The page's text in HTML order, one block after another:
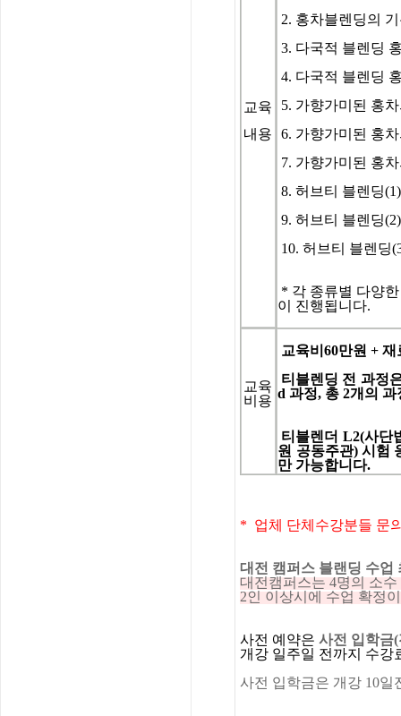
교육
내용
2. 홍차블렌딩의
3. 다국적 블렌딩
4. 다국적 블렌딩
5. 가향가미된 홍
6. 가향가미된 홍
7. 가향가미된 홍
8. 허브티 블렌딩(1)
9. 허브티 블렌딩(2)
10. 허브티 블렌딩
* 각 종류별 다양
이 진행됩니다.
교육
비용
교육비60만원 + 재
티블렌딩 전 과정
d 과정, 총 2개의 과
티블렌더 L2(사단
원 공동주관) 시험
만 가능합니다.
* 업체 단체수강분들 문
대전 캠퍼스 블랜딩 수업
대전캠퍼스는 4명의 소
2인 이상시에 수업 확정
사전 예약은 사전 입학금(
개강 일주일 전까지
수강
사전 입학금은 개강 10